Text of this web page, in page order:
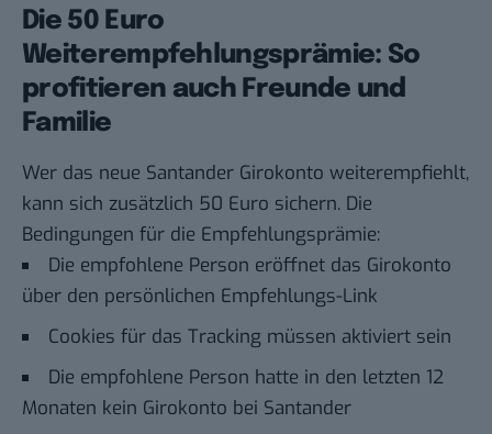
Die 50 Euro
Weiterempfehlungsprämie: So
profitieren auch Freunde und
Familie
Wer das neue Santander Girokonto weiterempfiehlt,
kann sich zusätzlich 50 Euro sichern. Die
Bedingungen für die Empfehlungsprämie:
Die empfohlene Person eröffnet das Girokonto
über den persönlichen Empfehlungs-Link
Cookies für das Tracking müssen aktiviert sein
Die empfohlene Person hatte in den letzten 12
Monaten kein Girokonto bei Santander